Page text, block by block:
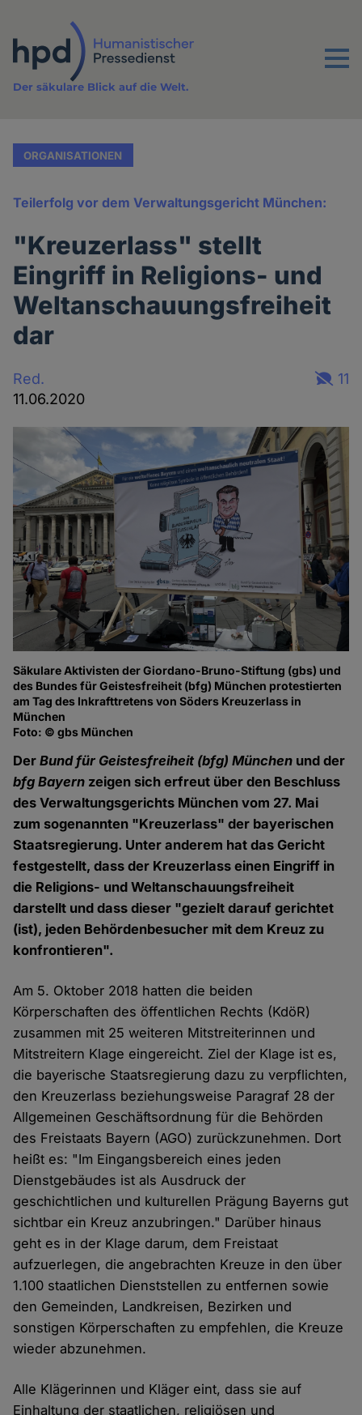
Inhalt
Menu
Der säkulare Blick auf die Welt.
ORGANISATIONEN
Teilerfolg vor dem Verwaltungsgericht München:
"Kreuzerlass" stellt
Eingriff in Religions- und
Weltanschauungsfreiheit
dar
Red.
11.06.2020
11
Säkulare Aktivisten der Giordano-Bruno-Stiftung (gbs) und
des Bundes für Geistesfreiheit (bfg) München protestierten
am Tag des Inkrafttretens von Söders Kreuzerlass in
München
Foto: © gbs München
DerBund für Geistesfreiheit (bfg) München und der
bfg Bayern zeigen sich erfreut über den Beschluss
des Verwaltungsgerichts München vom 27. Mai
zum sogenannten "Kreuzerlass" der bayerischen
Staatsregierung. Unter anderem hat das Gericht
festgestellt, dass der Kreuzerlass einen Eingriff in
die Religions- und Weltanschauungsfreiheit
darstellt und dass dieser "gezielt darauf gerichtet
(ist), jeden Behördenbesucher mit dem Kreuz zu
konfrontieren".
Am 5. Oktober 2018 hatten die beiden
Körperschaften des öffentlichen Rechts (KdöR)
zusammen mit 25 weiteren Mitstreiterinnen und
Mitstreitern Klage eingereicht. Ziel der Klage ist es,
die bayerische Staatsregierung dazu zu verpflichten,
den Kreuzerlass beziehungsweise Paragraf 28 der
Allgemeinen Geschäftsordnung für die Behörden
des Freistaats Bayern (AGO) zurückzunehmen. Dort
heißt es: "Im Eingangsbereich eines jeden
Dienstgebäudes ist als Ausdruck der
geschichtlichen und kulturellen Prägung Bayerns gut
sichtbar ein Kreuz anzubringen." Darüber hinaus
geht es in der Klage darum, dem Freistaat
aufzuerlegen, die angebrachten Kreuze in den über
1.100 staatlichen Dienststellen zu entfernen sowie
den Gemeinden, Landkreisen, Bezirken und
sonstigen Körperschaften zu empfehlen, die Kreuze
wieder abzunehmen.
Alle Klägerinnen und Kläger eint, dass sie auf
Einhaltung der staatlichen, religiösen und